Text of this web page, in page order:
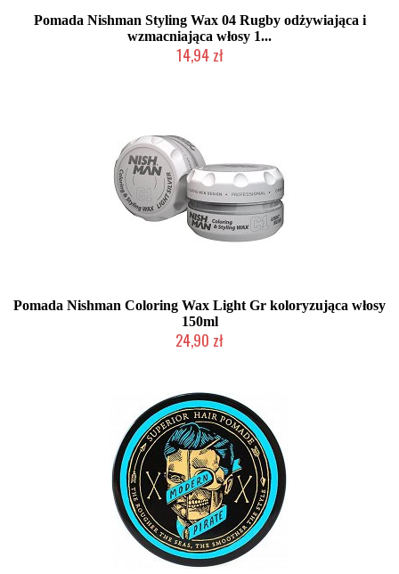
Pomada Nishman Styling Wax 04 Rugby odżywiająca i
wzmacniająca włosy 1...
14,94 zł
Pomada Nishman Coloring Wax Light Gr koloryzująca włosy
150ml
24,90 zł